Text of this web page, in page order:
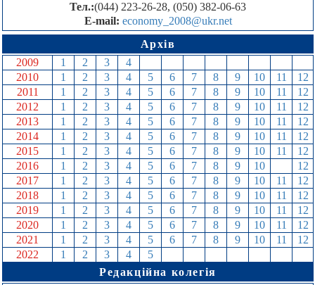
Тел.:(044) 223-26-28, (050) 382-06-63
E-mail: economy_2008@ukr.net
Архів
2009
1 2 3 4
2010
1 2 3 4 5 6 7 8 9 10 11
12
2011
1 2 3 4 5 6 7 8 9 10 11
12
2012
1 2 3 4 5 6 7 8 9 10 11
12
2013
1 2 3 4 5 6 7 8 9 10 11
12
2014
1 2 3 4 5 6 7 8 9 10 11
12
2015
1 2 3 4 5 6 7 8 9 10 11
12
2016
1 2 3 4 5 6 7 8 9 10
12
2017
1 2 3 4 5 6 7 8 9 10 11
12
2018
1 2 3 4 5 6 7 8 9 10 11
12
2019
1 2 3 4 5 6 7 8 9 10 11
12
2020
1 2 3 4 5 6 7 8 9 10 11
12
2021
1 2 3 4 5 6 7 8 9 10 11
12
2022
1 2 3 4 5
Редакційна колегія